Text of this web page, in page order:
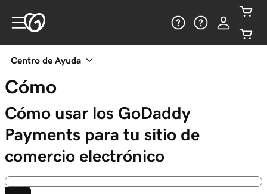
Centro de Ayuda
Cómo
Cómo usar los GoDaddy
Payments para tu sitio de
comercio electrónico